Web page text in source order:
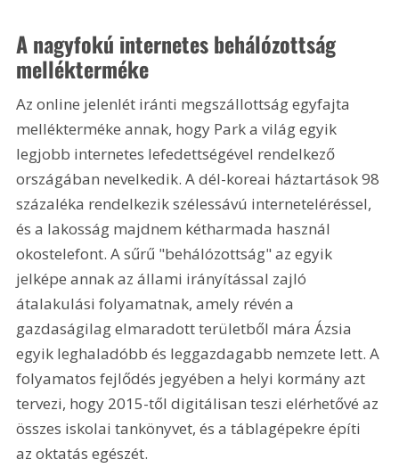
A nagyfokú internetes behálózottság
mellékterméke
Az online jelenlét iránti megszállottság egyfajta
mellékterméke annak, hogy Park a világ egyik
legjobb internetes lefedettségével rendelkező
országában nevelkedik. A dél-koreai háztartások 98
százaléka rendelkezik szélessávú interneteléréssel,
és a lakosság majdnem kétharmada használ
okostelefont. A sűrű "behálózottság" az egyik
jelképe annak az állami irányítással zajló
átalakulási folyamatnak, amely révén a
gazdaságilag elmaradott területből mára Ázsia
egyik leghaladóbb és leggazdagabb nemzete lett. A
folyamatos fejlődés jegyében a helyi kormány azt
tervezi, hogy 2015-től digitálisan teszi elérhetővé az
összes iskolai tankönyvet, és a táblagépekre építi
az oktatás egészét.